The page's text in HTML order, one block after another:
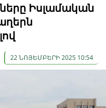
Իսլամական
22 ՆՈՅԵՄԲԵՐԻ 2025 10:54